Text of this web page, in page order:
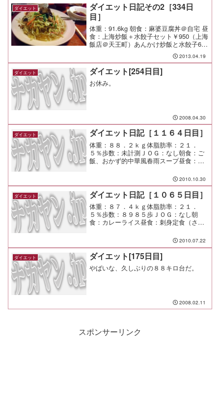
ダイエット
ダイエット日記その2［334日
目］
体重：91.6kg 朝食：麻婆豆腐丼＠自宅 昼
食：上海炒飯＋水餃子セット￥950（上海
飯店＠天王町）あんかけ炒飯と水餃子6個
のセット。 ボリュームもしっかりした
美味しい一皿。 キタナシュラン？にも
出た店だってさ。 夕食： 間食： 運動：
Jo...
2013.04.19
ダイエット ダイエット[254日目]
お休み。
2008.04.30
ダイエット ダイエット日記［１１６４日目］
体重：８８．２ｋｇ体脂肪率：２１．
５％歩数：未計測ＪＯＧ：なし朝食：ご
飯、おかず的中華風春雨スープ昼食：ご
何と言うか、台風ですね。 洗濯物が山
積みで困ってしまう。 日曜にコインラ
ンドリーでやっつけるぜ！
2010.10.30
ダイエット ダイエット日記［１０６５日目］
体重：８７．４ｋｇ体脂肪率：２１．
５％歩数：８９８５歩ＪＯＧ：なし朝
食：カレーライス昼食：刺身定食（さく
る寿司間食：メモ：ご飯、味噌汁、素
麺、生卵、味海苔、お新香、ふりかけが
食べ放題でこのお値段。 さくら...
2010.07.22
ダイエット ダイエット[175日目]
やばいな、久しぶりの８８キロ台だ。
2008.02.11
スポンサーリンク